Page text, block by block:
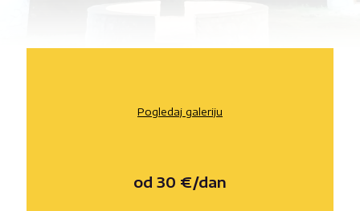
Pogledaj galeriju
od 30 €/dan